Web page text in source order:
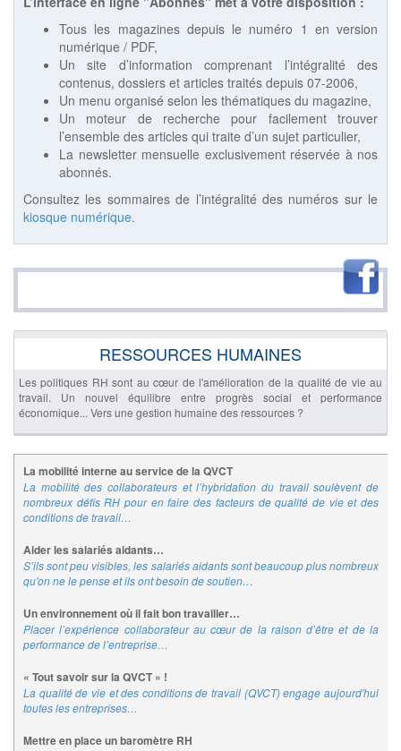
Tous les magazines depuis le numéro 1 en version
numérique / PDF,
Un site d’information comprenant l’intégralité des
contenus, dossiers et articles traités depuis 07-2006,
Un menu organisé selon les thématiques du magazine,
Un moteur de recherche pour facilement trouver
l’ensemble des articles qui traite d’un sujet particulier,
La newsletter mensuelle exclusivement réservée à nos
abonnés.
Consultez les sommaires de l’intégralité des numéros sur le
kiosque numérique.
RESSOURCES HUMAINES
Les politiques RH sont au cœur de l'amélioration de la qualité de vie au
travail. Un nouvel équilibre entre progrès social et performance
économique... Vers une gestion humaine des ressources ?
La mobilité interne au service de la QVCT
La mobilité des collaborateurs et l’hybridation du travail soulèvent de
nombreux défis RH pour en faire des facteurs de qualité de vie et des
conditions de travail…
Aider les salariés aidants…
S’ils sont peu visibles, les salariés aidants sont beaucoup plus nombreux
qu'on ne le pense et ils ont besoin de soutien…
Un environnement où il fait bon travailler…
Placer l’expérience collaborateur au cœur de la raison d’être et de la
performance de l’entreprise…
« Tout savoir sur la QVCT » !
La qualité de vie et des conditions de travail (QVCT) engage aujourd'hui
toutes les entreprises…
Mettre en place un baromètre RH